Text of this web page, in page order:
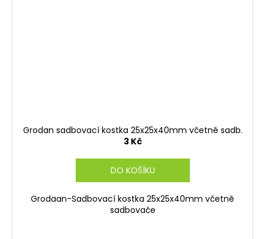
Grodan sadbovací kostka 25x25x40mm včetně sadb.
3 Kč
DO KOŠÍKU
Grodaan-Sadbovací kostka 25x25x40mm včetně
sadbovače